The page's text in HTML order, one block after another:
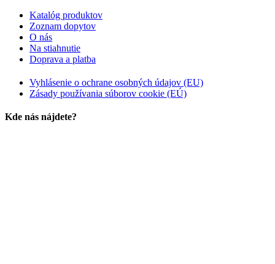
Katalóg produktov
Zoznam dopytov
O nás
Na stiahnutie
Doprava a platba
Vyhlásenie o ochrane osobných údajov (EU)
Zásady používania súborov cookie (EÚ)
Kde nás nájdete?